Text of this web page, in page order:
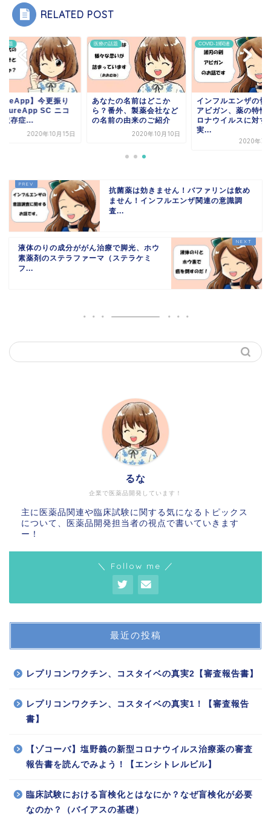
RELATED POST
話題
】今更振り
CureApp SC ニコ
依存症...
2020年10月15日
医療の話題
あなたの名前はどこか
ら？番外、製薬会社など
の名前の由来のご紹介
2020年10月10日
COVID-19関連
インフルエンザの切
アビガン、薬の特性
ロナウイルスに対す
実...
2020年3
抗菌薬は効きません！バファリンは飲め
ません！インフルエンザ関連の意識調
査...
液体のりの成分ががん治療で脚光、ホウ
素薬剤のステラファーマ（ステラケミ
フ...
企業で医薬品開発しています！
るな
主に医薬品関連や臨床試験に関する気になるトピックス
について、医薬品開発担当者の視点で書いていきます
ー！
＼ Follow me ／
最近の投稿
レプリコンワクチン、コスタイベの真実2【審査報告書】
レプリコンワクチン、コスタイベの真実1！【審査報告
書】
【ゾコーバ】塩野義の新型コロナウイルス治療薬の審査
報告書を読んでみよう！【エンシトレルビル】
臨床試験における盲検化とはなにか？なぜ盲検化が必要
なのか？（バイアスの基礎）